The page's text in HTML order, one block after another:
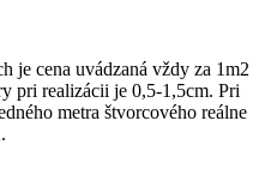
je cena uvádzaná vždy za 1m2
pri realizácii je 0,5-1,5cm. Pri
metra štvorcového reálne